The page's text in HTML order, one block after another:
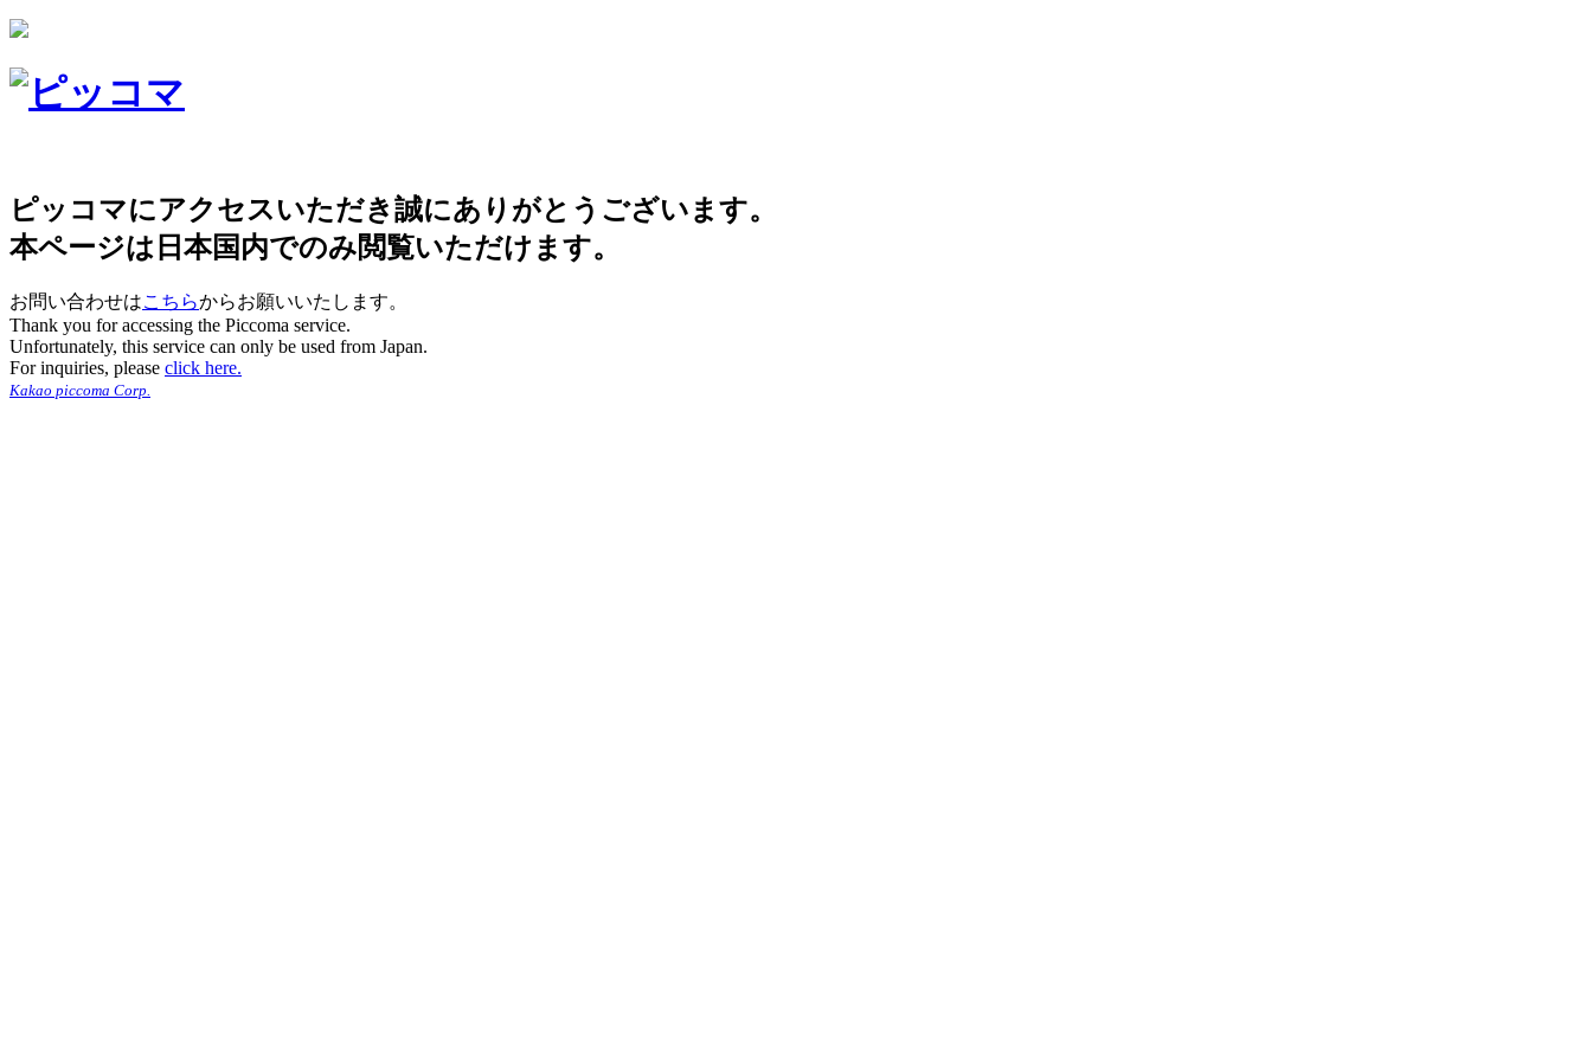
ピッコマにアクセスいただき誠にありがとうございます。
本ページは日本国内でのみ閲覧いただけます。
お問い合わせはこちらからお願いいたします。
Thank you for accessing the Piccoma service.
Unfortunately, this service can only be used from Japan.
For inquiries, please click here.
Kakao piccoma Corp.